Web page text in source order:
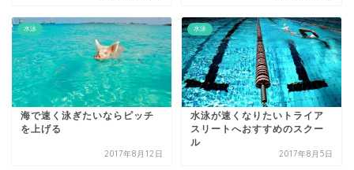
水泳
海で速く泳ぎたいならピッチ
を上げる
2017年8月12日
水泳
水泳が速くなりたいトライア
スリートへおすすめのスクー
ル
2017年8月5日